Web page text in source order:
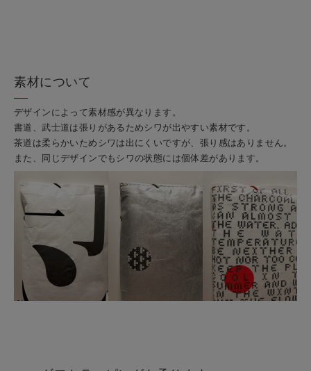
素材について
デザインによって素材感が異なります。
書道、武士道は張りがあるためシワが出やすい素材です。
茶道は柔らかいためシワは出にくいですが、張り感はありません。
また、同じデザインでもシワの状態には個体差があります。